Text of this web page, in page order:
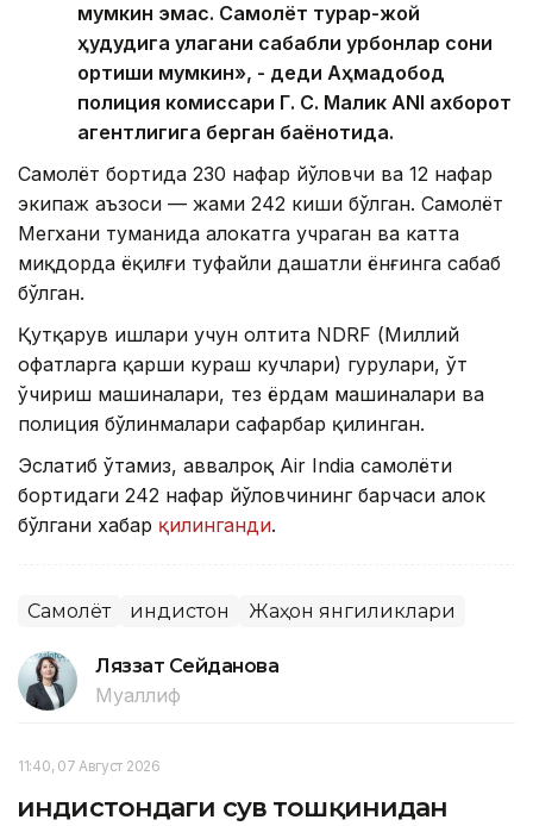
мумкин эмас. Самолёт турар-жой
ҳудудига қулагани сабабли қурбонлар сони
ортиши мумкин», - деди Аҳмадобод
полиция комиссари Г. С. Малик ANI ахборот
агентлигига берган баёнотида.
Самолёт бортида 230 нафар йўловчи ва 12 нафар
экипаж аъзоси — жами 242 киши бўлган. Самолёт
Мегхани туманида ҳалокатга учраган ва катта
миқдорда ёқилғи туфайли даҳшатли ёнғинга сабаб
бўлган.
Қутқарув ишлари учун олтита NDRF (Миллий
офатларга қарши кураш кучлари) гуруҳлари, ўт
ўчириш машиналари, тез ёрдам машиналари ва
полиция бўлинмалари сафарбар қилинган.
Эслатиб ўтамиз, аввалроқ Air India самолёти
бортидаги 242 нафар йўловчининг барчаси ҳалок
бўлгани хабар қилинганди.
Самолёт Ҳиндистон Жаҳон янгиликлари
Ляззат Сейданова
Муаллиф
11:40, 07 Август 2026
Ҳиндистондаги сув тошқинидан